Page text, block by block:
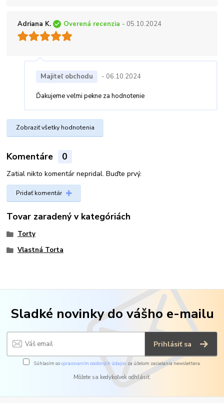
Adriana K. Overená recenzia - 05.10.2024
Majiteľ obchodu - 06.10.2024
Ďakujeme veľmi pekne za hodnotenie
Zobraziť všetky hodnotenia
Komentáre 0
Zatial nikto komentár nepridal. Buďte prvý.
Pridať komentár
Tovar zaradený v kategóriách
Torty
Vlastná Torta
Sladké novinky do vášho e-mailu
Prihlásiť sa
Súhlasím sospracovaním osobných údajov za účelom zasielania newslettera.
Môžete sa kedykoľvek odhlásiť.